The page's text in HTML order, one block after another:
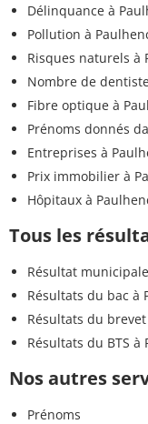
Délinquance à
Pollution à
Risques naturels à
Nombre de
Fibre optique à
Prénoms donnés
Entreprises à
Prix immobilier à
Hôpitaux à
Tous les
Résultat
Résultats du bac à
Résultats du
Résultats du BTS à
Nos autres
Prénoms